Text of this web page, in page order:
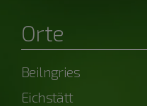
Orte
Beilngries
Eichstätt